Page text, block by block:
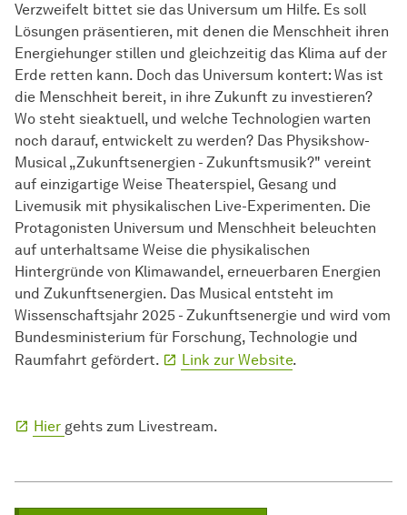
Verzweifelt bittet sie das Universum um Hilfe. Es soll
Lösungen präsentieren, mit denen die Menschheit ihren
Energiehunger stillen und gleichzeitig das Klima auf der
Erde retten kann. Doch das Universum kontert: Was ist
die Menschheit bereit, in ihre Zukunft zu investieren?
Wo steht sieaktuell, und welche Technologien warten
noch darauf, entwickelt zu werden? Das Physikshow-
Musical „Zukunftsenergien - Zukunftsmusik?" vereint
auf einzigartige Weise Theaterspiel, Gesang und
Livemusik mit physikalischen Live-Experimenten. Die
Protagonisten Universum und Menschheit beleuchten
auf unterhaltsame Weise die physikalischen
Hintergründe von Klimawandel, erneuerbaren Energien
und Zukunftsenergien. Das Musical entsteht im
Wissenschaftsjahr 2025 - Zukunftsenergie und wird vom
Bundesministerium für Forschung, Technologie und
Raumfahrt gefördert.
Link zur Website.
Hier gehts zum Livestream.